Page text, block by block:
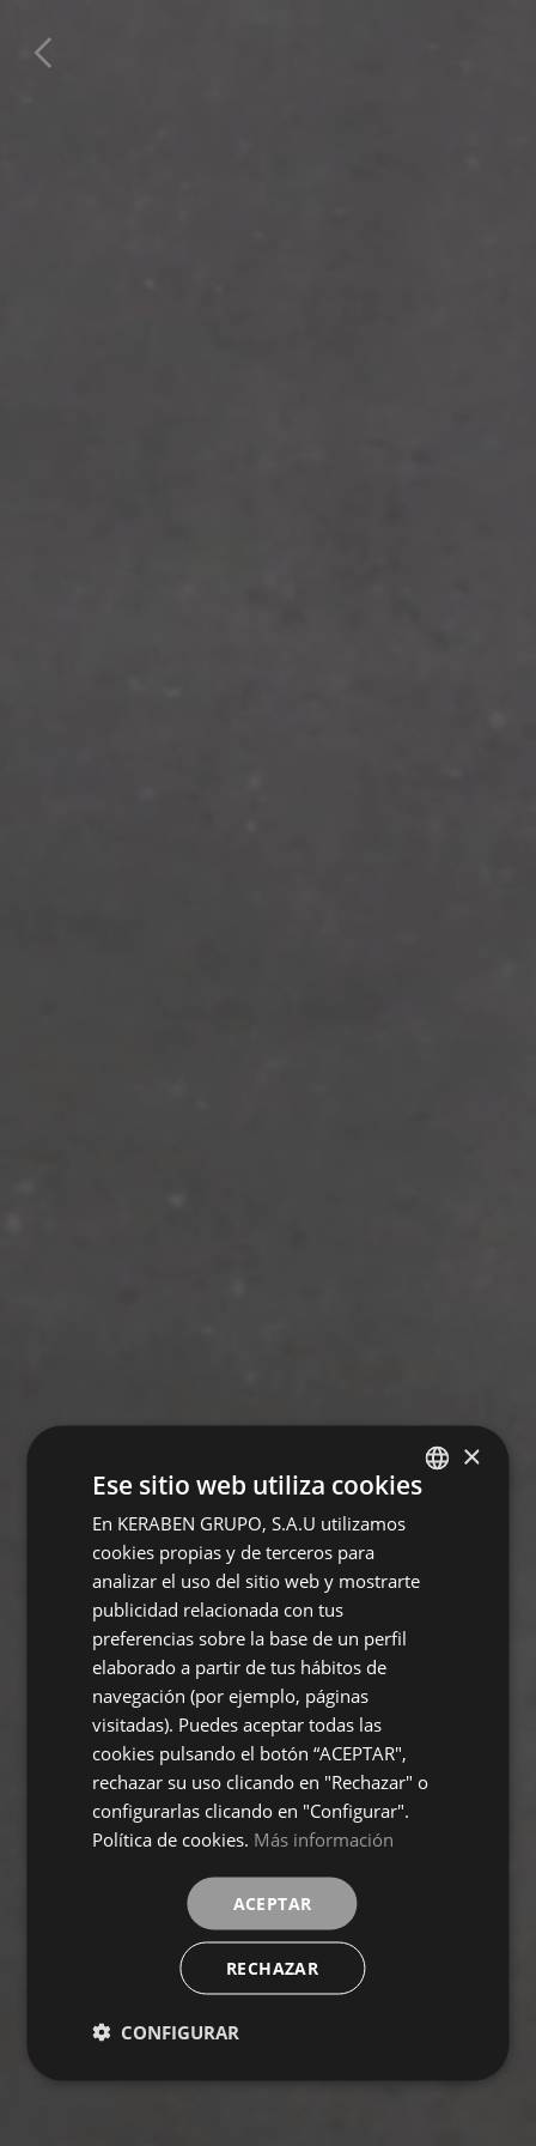
×
Ese sitio web utiliza cookies
En KERABEN GRUPO, S.A.U utilizamos
cookies propias y de terceros para
analizar el uso del sitio web y mostrarte
publicidad relacionada con tus
preferencias sobre la base de un perfil
elaborado a partir de tus hábitos de
navegación (por ejemplo, páginas
visitadas). Puedes aceptar todas las
cookies pulsando el botón “ACEPTAR",
rechazar su uso clicando en "Rechazar" o
configurarlas clicando en "Configurar".
Política de cookies. Más información
ACEPTAR
RECHAZAR
CONFIGURAR